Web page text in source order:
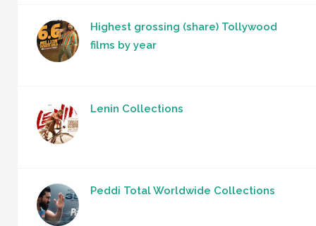
Highest grossing (share) Tollywood
films by year
Lenin Collections
Peddi Total Worldwide Collections